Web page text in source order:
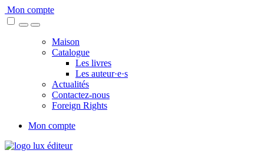
Skip
to
Mon compte
Maison
Catalogue
Les livres
Les auteur·e·s
Actualités
Contactez-nous
Foreign Rights
Mon compte